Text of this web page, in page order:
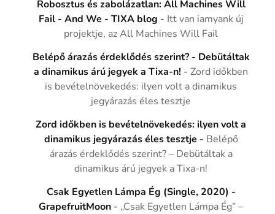
Robosztus és zabolázatlan: All Machines Will
Fail - And We - TIXA blog - Itt van iamyank új
projektje, az All Machines Will Fail
Belépő árazás érdeklődés szerint? - Debütáltak
a dinamikus árú jegyek a Tixa-n! -Zord időkben
is bevételnövekedés: ilyen volt a dinamikus
jegyárazás éles tesztje
Zord időkben is bevételnövekedés: ilyen volt a
dinamikus jegyárazás éles tesztje - Belépő
árazás érdeklődés szerint? – Debütáltak a
dinamikus árú jegyek a Tixa-n!
Csak Egyetlen Lámpa Ég (Single, 2020) -
GrapefruitMoon - „Csak Egyetlen Lámpa Ég” –